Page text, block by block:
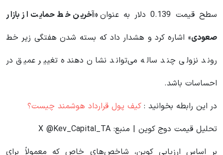
سطح قیمت 0.139 دلار به عنوان
«آخرین خط حمایت از بازار
صعودی» اشاره کرد و هشدار داد که بسته شدن هفتگی زیر خط
روند نزولی چند ساله می‌تواند نشان دهنده تغییر عمیق در
احساسات باشد.
در این رابطه بخوانید‌ : کیف پول قرارداد هوشمند چیست؟
تحلیل قیمت دوج کوین | منبع: X @Kev_Capital_TA
بر اساس ارزیابی کوین، شاخص‌های خاص که معمولاً برای